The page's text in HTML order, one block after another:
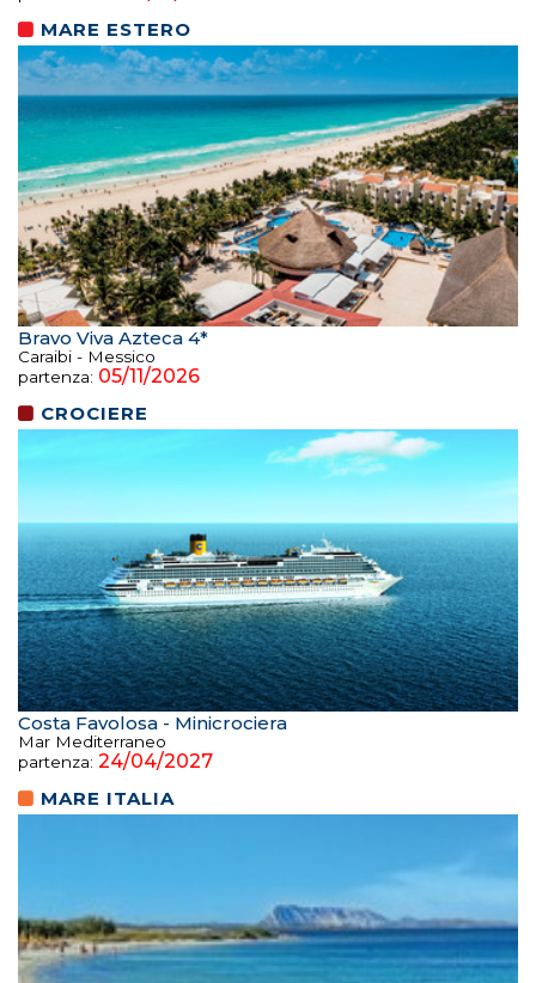
MARE ESTERO
Bravo Viva Azteca 4*
Caraibi - Messico
partenza: 05/11/2026
CROCIERE
Costa Favolosa - Minicrociera
Mar Mediterraneo
partenza: 24/04/2027
MARE ITALIA